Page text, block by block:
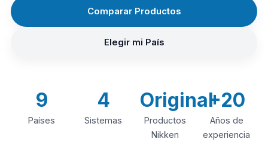
Comparar Productos
Elegir mi País
9
Países
4
Sistemas
Original
Productos
Nikken
+20
Años de
experiencia